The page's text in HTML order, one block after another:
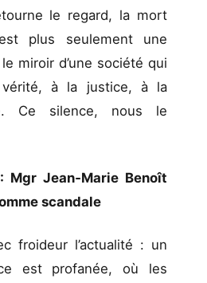
le regard, la mort
plus seulement une
miroir d’une société qui
à la justice, à la
Ce silence, nous le
Mgr Jean‑Marie Benoît
scandale
froideur l’actualité : un
est profanée, où les